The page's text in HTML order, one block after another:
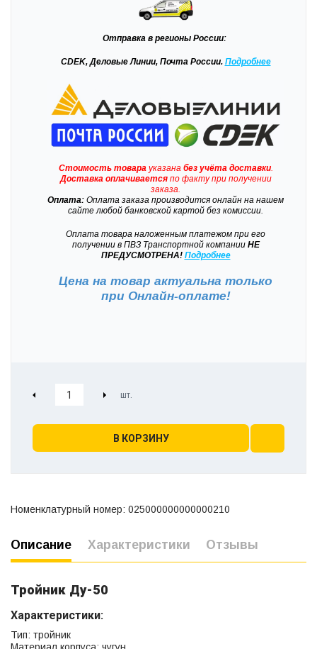
Отправка в регионы России:
CDEK, Деловые Линии, Почта России. Подробнее
Стоимость товарауказана без учёта доставки.
Доставкаоплачиваетсяпо факту при получении
заказа.
Оплата: Оплата заказа производится онлайн на нашем
сайте любой банковской картой без комиссии.
Оплата товара наложенным платежом при его
получении в ПВЗ Транспортной компанииНЕ
ПРЕДУСМОТРЕНА! Подробнее
Цена на товар актуальна только
при Онлайн-оплате!
В КОРЗИНУ
Номенклатурный номер: 025000000000000210
Описание Характеристики Отзывы
Тройник Ду-50
Характеристики:
Тип: тройник